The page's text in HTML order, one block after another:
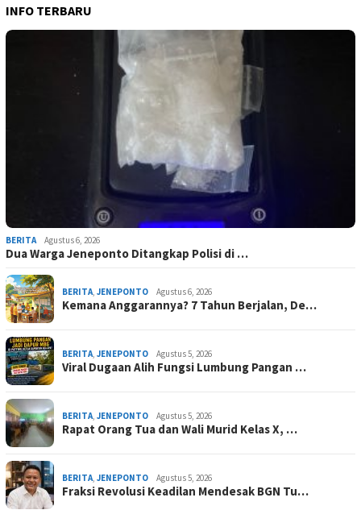
INFO TERBARU
BERITA Agustus 6, 2026
Dua Warga Jeneponto Ditangkap Polisi di …
BERITA JENEPONTO Agustus 6, 2026
Kemana Anggarannya? 7 Tahun Berjalan, De…
BERITA JENEPONTO Agustus 5, 2026
Viral Dugaan Alih Fungsi Lumbung Pangan …
BERITA JENEPONTO Agustus 5, 2026
Rapat Orang Tua dan Wali Murid Kelas X, …
BERITA JENEPONTO Agustus 5, 2026
Fraksi Revolusi Keadilan Mendesak BGN Tu…